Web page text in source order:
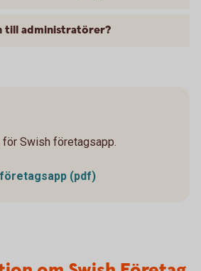
till administratörer?
Swish företagsapp.
(pdf)